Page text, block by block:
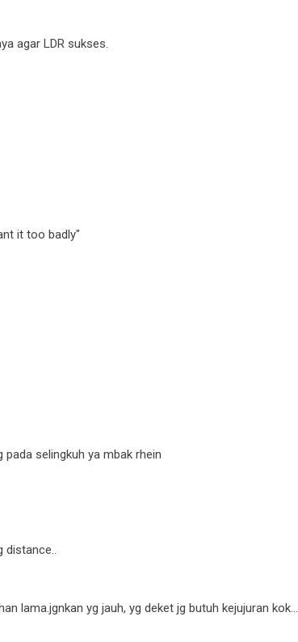
agar LDR sukses.
it too badly"
pada selingkuh ya mbak rhein
distance..
lama.jgnkan yg jauh, yg deket jg butuh kejujuran kok...